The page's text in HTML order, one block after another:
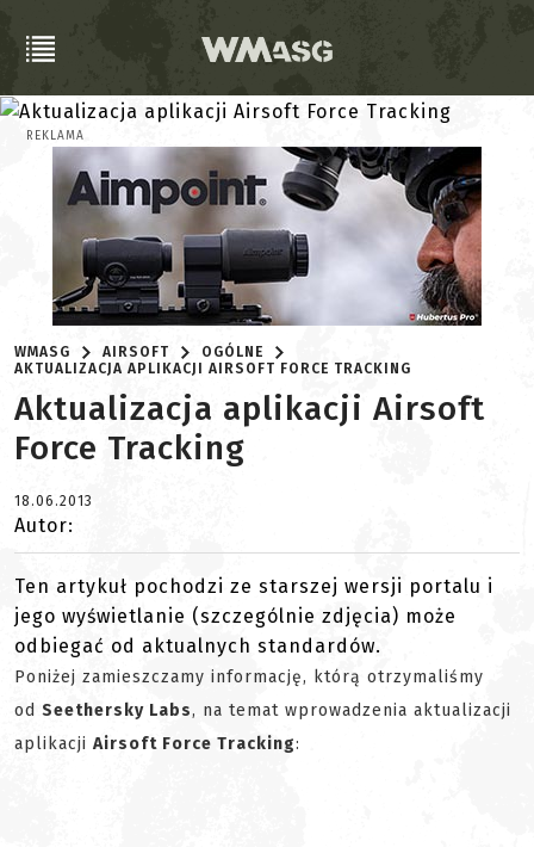
REKLAMA
WMASG AIRSOFT
OGÓLNE
AKTUALIZACJA APLIKACJI AIRSOFT FORCE TRACKING
Aktualizacja aplikacji Airsoft
Force Tracking
18.06.2013
Autor:
Ten artykuł pochodzi ze starszej wersji portalu i
jego wyświetlanie (szczególnie zdjęcia) może
odbiegać od aktualnych standardów.
Poniżej zamieszczamy informację, którą otrzymaliśmy
od Seethersky Labs, na temat wprowadzenia aktualizacji
aplikacji Airsoft Force Tracking: